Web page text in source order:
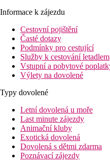
Informace k zájezdu
Cestovní pojištění
Časté dotazy
Podmínky pro cestující
Služby k cestování letadlem
Vstupní a pobytové
Výlety na dovolené
Typy dovolené
Letní dovolená u moře
Last minute zájezdy
Animační kluby
Exotická dovolená
Dovolená s dětmi zdarma
Poznávací zájezdy